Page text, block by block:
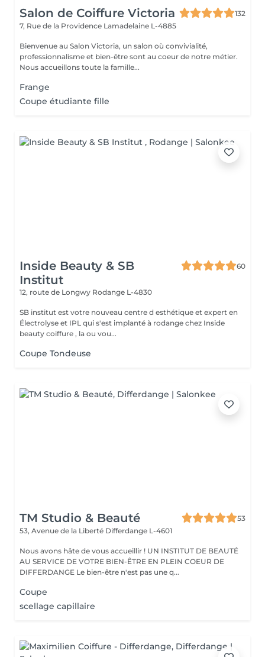
Salon de Coiffure Victoria
132
7, Rue de la Providence Lamadelaine L-4885
Bienvenue au Salon Victoria, un salon où convivialité,
professionnalisme et bien-être sont au coeur de notre métier.
Nous accueillons toute la famille...
Frange
Coupe étudiante fille
Inside Beauty & SB
Institut
60
12, route de Longwy Rodange L-4830
SB institut est votre nouveau centre d esthétique et expert en
Électrolyse et IPL qui s'est implanté à rodange chez Inside
beauty coiffure , la ou vou...
Coupe Tondeuse
TM Studio & Beauté
53
53, Avenue de la Liberté Differdange L-4601
Nous avons hâte de vous accueillir ! UN INSTITUT DE BEAUTÉ
AU SERVICE DE VOTRE BIEN-ÊTRE EN PLEIN COEUR DE
DIFFERDANGE Le bien-être n'est pas une q...
Coupe
scellage capillaire